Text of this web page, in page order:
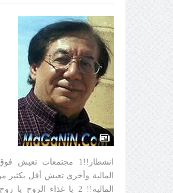
انشطار!! ​ 1 مجتمعات تعيش
المالية وأخرى تعيش أقل بكثير
المالية!! 2 يا غذاء الروح